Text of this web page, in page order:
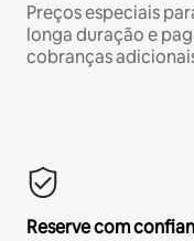
Preços especiais
longa duração e
cobranças
Reserve com